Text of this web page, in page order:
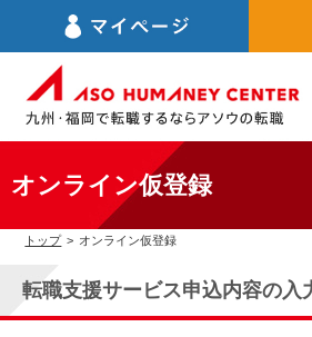
オンライン仮登録
トップ > オンライン仮登録
転職支援サービス申込内容の入